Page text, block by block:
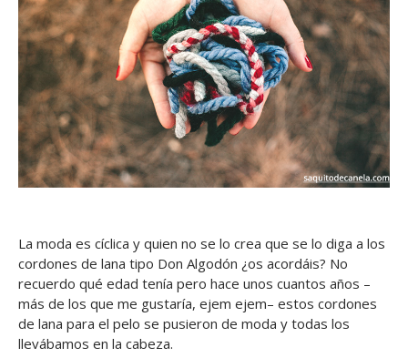
La moda es cíclica y quien no se lo crea que se lo diga a los
cordones de lana tipo Don Algodón ¿os acordáis? No
recuerdo qué edad tenía pero hace unos cuantos años –
más de los que me gustaría, ejem ejem– estos cordones
de lana para el pelo se pusieron de moda y todas los
llevábamos en la cabeza.